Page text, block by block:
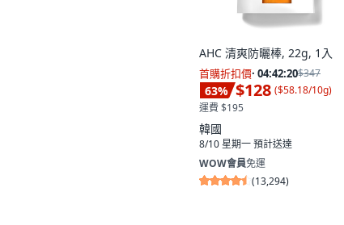
AHC 清爽防曬棒, 22g, 1入
首購折扣價· 04:42:19$347
63% $128 ($58.18/10g)
運費 $195
韓國
8/10 星期一預計送達
WOW會員免運
(13,294)